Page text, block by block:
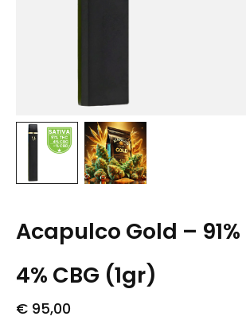
Acapulco Gold – 91%
4% CBG (1gr)
€ 95,00